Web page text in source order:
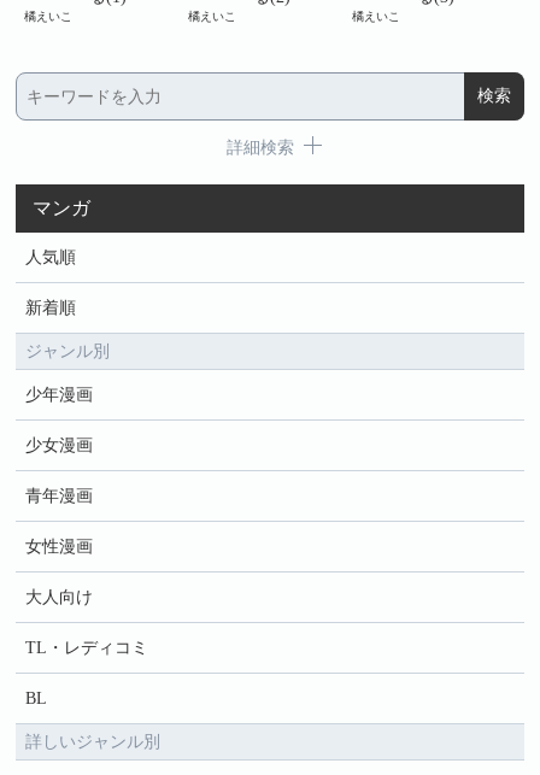
橘えいこ 橘えいこ 橘えいこ
詳細検索
マンガ
人気順
新着順
ジャンル別
少年漫画
少女漫画
青年漫画
女性漫画
大人向け
TL・レディコミ
BL
詳しいジャンル別